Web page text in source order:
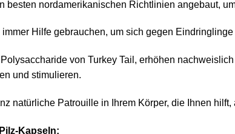
besten nordamerikanischen Richtlinien angebaut,
Hilfe gebrauchen, um sich gegen
von Turkey Tail, erhöhen
und stimulieren.
natürliche Patrouille in Ihrem Körper, die Ihnen
Kapseln: